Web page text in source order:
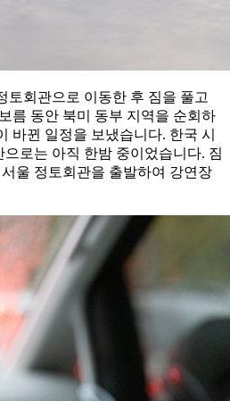
토회관으로 이동한 후 짐을 풀고
름 동안 북미 동부 지역을 순회하
바뀐 일정을 보냈습니다. 한국 시
로는 아직 한밤 중이었습니다. 짐
울 정토회관을 출발하여 강연장